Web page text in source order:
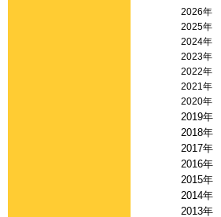
2026年
2025年
2024年
2023年
2022年
2021年
2020年
2019年
2018年
2017年
2016年
2015年
2014年
2013年